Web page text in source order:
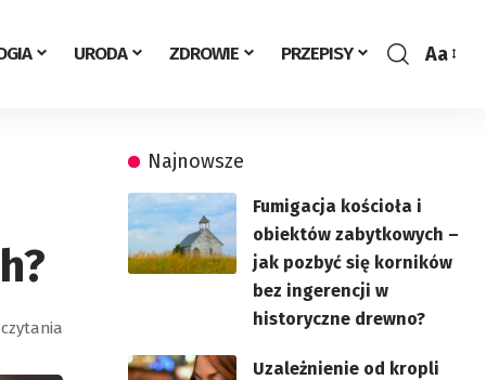
URODA ZDROWIE PRZEPISY
Zmień
Aa
Najnowsze
Fumigacja kościoła i
obiektów zabytkowych –
jak pozbyć się korników
bez ingerencji w
historyczne drewno?
Uzależnienie od kropli